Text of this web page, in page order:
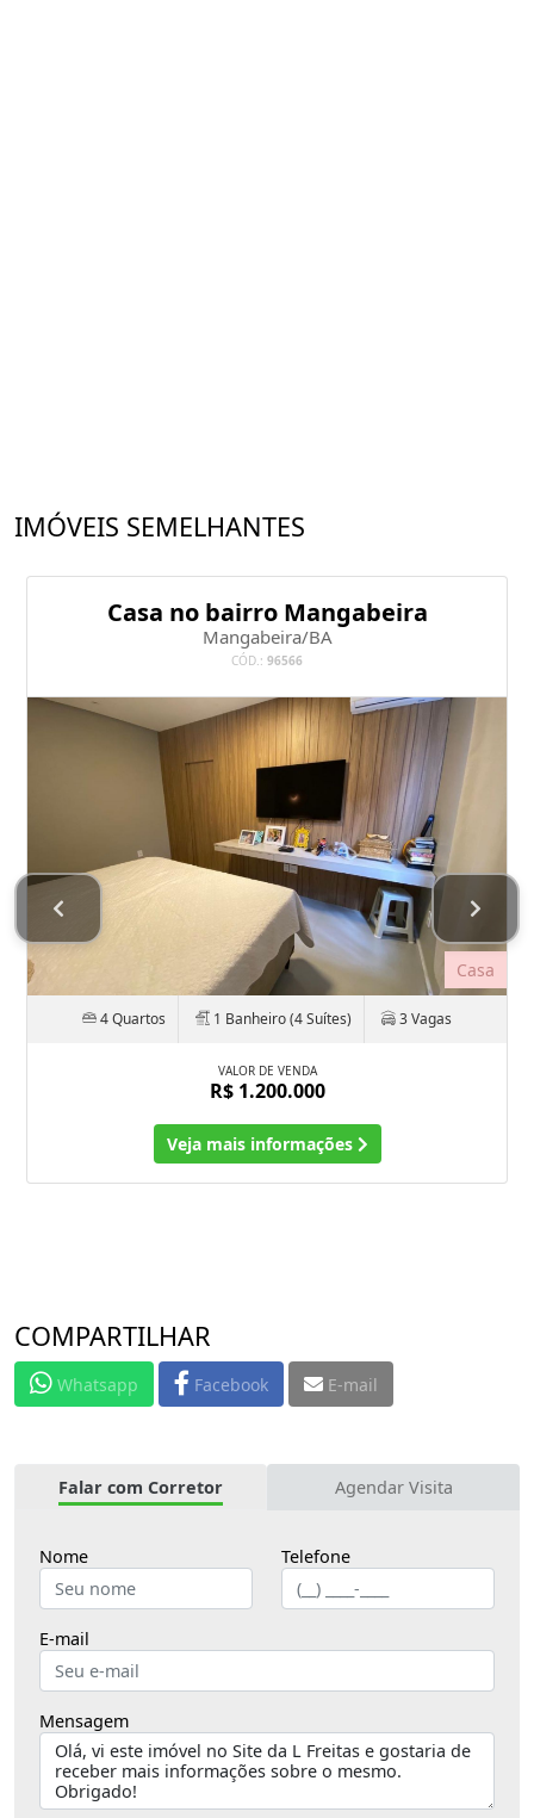
IMÓVEIS SEMELHANTES
Casa no bairro Mangabeira
Mangabeira/BA
CÓD.: 96566
Casa
4 Quartos 1 Banheiro (4 Suítes) 3 Vagas
VALOR DE VENDA
R$ 1.200.000
Veja mais informações
COMPARTILHAR
Whatsapp Facebook E-mail
Falar com Corretor Agendar Visita
Nome Telefone
E-mail
Mensagem